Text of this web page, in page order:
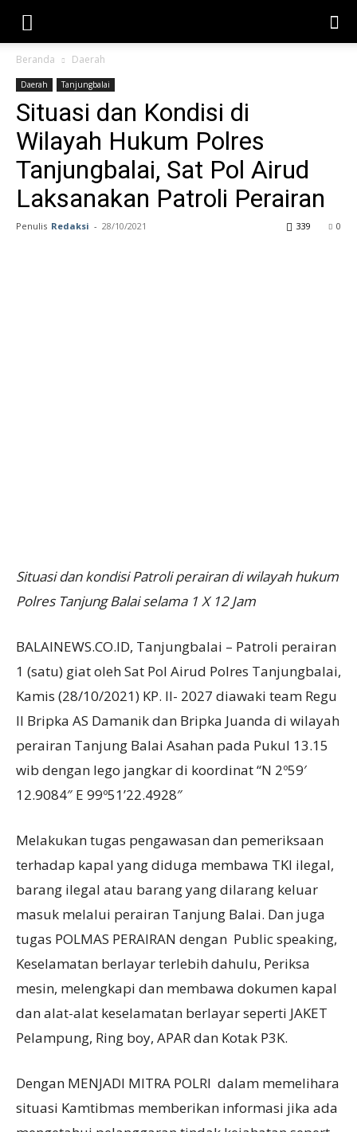
Beranda Daerah
Daerah Tanjungbalai
Situasi dan Kondisi di
Wilayah Hukum Polres
Tanjungbalai, Sat Pol Airud
Laksanakan Patroli Perairan
Penulis Redaksi - 28/10/2021 0
339
Situasi dan kondisi Patroli perairan di wilayah hukum
Polres Tanjung Balai selama 1 X 12 Jam
BALAINEWS.CO.ID, Tanjungbalai – Patroli perairan
1 (satu) giat oleh Sat Pol Airud Polres Tanjungbalai,
Kamis (28/10/2021) KP. II- 2027 diawaki team Regu
II Bripka AS Damanik dan Bripka Juanda di wilayah
perairan Tanjung Balai Asahan pada Pukul 13.15
wib dengan lego jangkar di koordinat “N 2º59′
12.9084″ E 99º51’22.4928″
Melakukan tugas pengawasan dan pemeriksaan
terhadap kapal yang diduga membawa TKI ilegal,
barang ilegal atau barang yang dilarang keluar
masuk melalui perairan Tanjung Balai. Dan juga
tugas POLMAS PERAIRAN dengan Public speaking,
Keselamatan berlayar terlebih dahulu, Periksa
mesin, melengkapi dan membawa dokumen kapal
dan alat-alat keselamatan berlayar seperti JAKET
Pelampung, Ring boy, APAR dan Kotak P3K.
Dengan MENJADI MITRA POLRI dalam memelihara
situasi Kamtibmas memberikan informasi jika ada